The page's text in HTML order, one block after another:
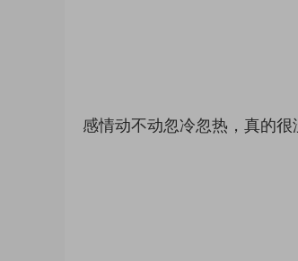
感情动不动忽冷忽热，真的很